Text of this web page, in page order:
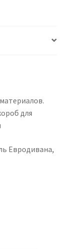
для
Евродивана,